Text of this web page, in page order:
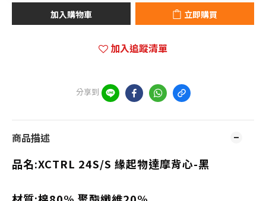
加入購物車 立即購買
加入追蹤清單
分享到
商品描述
品名:XCTRL 24S/S 緣起物達摩背心-黑